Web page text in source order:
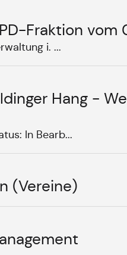
Fraktion vom
i. ...
Hang -
In Bearb...
(Vereine)